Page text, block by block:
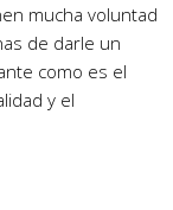
mucha voluntad
de darle un
como es el
y el